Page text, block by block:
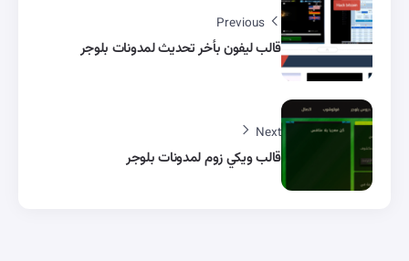
Previous
قالب ليفون بأخر تحديث لمدونات بلوجر
Next
قالب ويكي زوم لمدونات بلوجر